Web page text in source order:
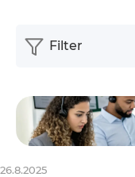
26.8.2025
Filter